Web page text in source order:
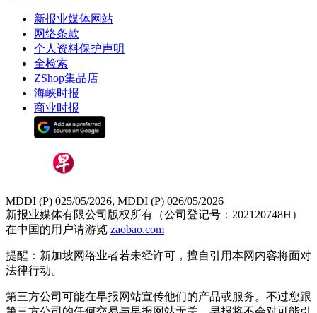
新报业媒体网站
网络条款
个人资料保护声明
全检索
ZShop集品店
海峡时报
商业时报
MDDI (P) 025/05/2026, MDDI (P) 026/05/2026
新报业媒体有限公司版权所有（公司登记号：202120748H）
在中国的用户请游览 zaobao.com
提醒：新加坡网络业者若未经许可，擅自引用本网内容将面对
法律行动。
第三方公司可能在早报网站宣传他们的产品或服务。不过您跟